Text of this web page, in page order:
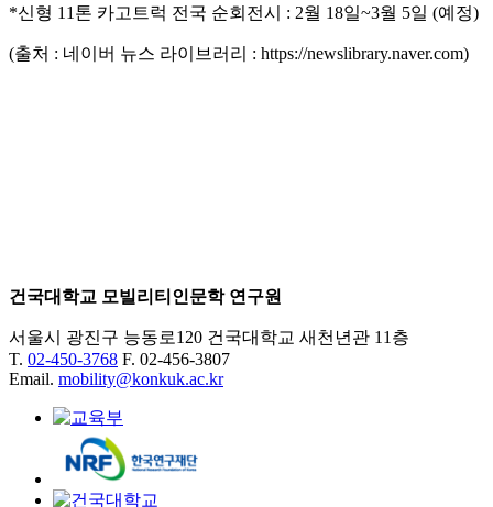
*신형 11톤 카고트럭 전국 순회전시 : 2월 18일~3월 5일 (예정)
(출처 : 네이버 뉴스 라이브러리 : https://newslibrary.naver.com)
건국대학교 모빌리티인문학 연구원
서울시 광진구 능동로120 건국대학교 새천년관 11층
T. 02-450-3768 F. 02-456-3807
Email. mobility@konkuk.ac.kr